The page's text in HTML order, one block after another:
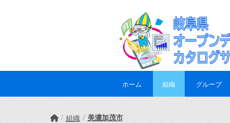
ホーム 組織 グループ
組織 美濃加茂市